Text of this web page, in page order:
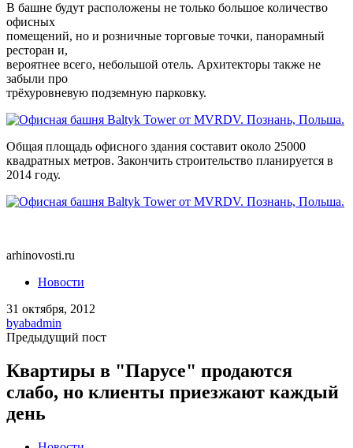
В башне будут расположены не только большое количество
офисных
помещений, но и розничные торговые точки, панорамный
ресторан и,
вероятнее всего, небольшой отель. Архитекторы также не
забыли про
трёхуровневую подземную парковку.
Общая площадь офисного здания составит около 25000
квадратных метров. Закончить строительство планируется в
2014 году.
arhinovosti.ru
Новости
31 октября, 2012
byabadmin
Предыдущий пост
Квартиры в "Парусе" продаются
слабо, но клиенты приезжают каждый
день